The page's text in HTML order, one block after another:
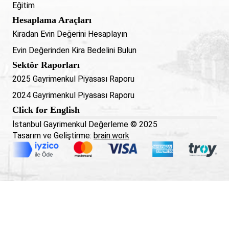
Eğitim
Hesaplama Araçları
Kiradan Evin Değerini Hesaplayın
Evin Değerinden Kira Bedelini Bulun
Sektör Raporları
2025 Gayrimenkul Piyasası Raporu
2024 Gayrimenkul Piyasası Raporu
Click for English
İstanbul Gayrimenkul Değerleme © 2025
Tasarım ve Geliştirme: brain.work